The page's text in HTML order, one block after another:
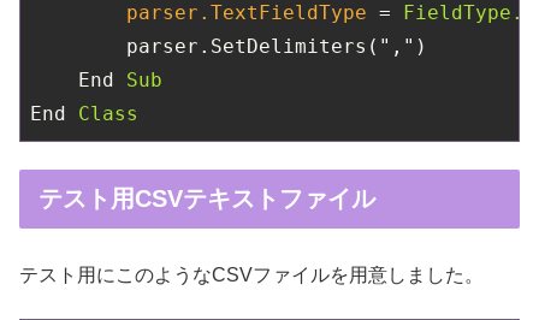
parser.TextFieldType =
parser.SetDelimiters(",")
End
Sub
End
Class
テスト用CSVテキストファイル
テスト用にこのようなCSVファイルを用意しました。